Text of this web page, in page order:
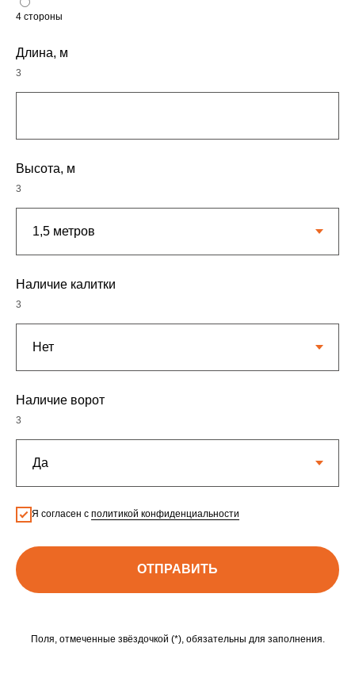
4 стороны
Длина, м
3
Высота, м
3
Наличие калитки
3
Наличие ворот
3
Я согласен с политикой конфиденциальности
ОТПРАВИТЬ
Поля, отмеченные звёздочкой (*), обязательны для заполнения.